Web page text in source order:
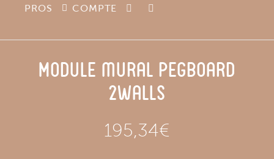
PROS COMPTE
Module mural pegboard
2Walls
195,34€